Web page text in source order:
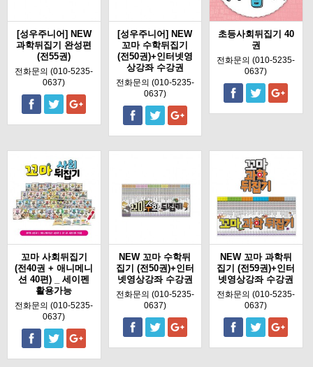
[성우주니어] NEW
과학뒤집기 완성편
(전55권)
전화문의 (010-5235-
0637)
[성우주니어] NEW
꼬마 수학뒤집기
(전50권)+인터넷영
상강좌 수강권
전화문의 (010-5235-
0637)
초등사회뒤집기 40
권
전화문의 (010-5235-
0637)
꼬마 사회뒤집기
(전40권 + 애니메니
션 40편) _ 세이펜
활용가능
전화문의 (010-5235-
0637)
NEW 꼬마 수학뒤
집기 (전50권)+인터
넷영상강좌 수강권
전화문의 (010-5235-
0637)
NEW 꼬마 과학뒤
집기 (전59권)+인터
넷영상강좌 수강권
전화문의 (010-5235-
0637)